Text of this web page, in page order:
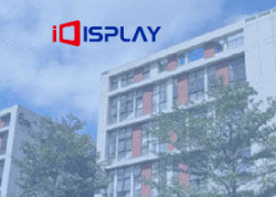
SOLUCIONES DE
MÁS INFORMACIÓN